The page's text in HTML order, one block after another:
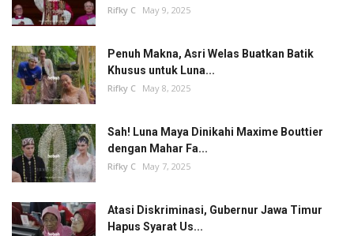
Rifky C May 9, 2025
Penuh Makna, Asri Welas Buatkan Batik
Khusus untuk Luna...
Rifky C May 8, 2025
Sah! Luna Maya Dinikahi Maxime Bouttier
dengan Mahar Fa...
Rifky C May 7, 2025
Atasi Diskriminasi, Gubernur Jawa Timur
Hapus Syarat Us...